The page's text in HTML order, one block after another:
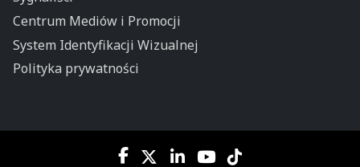
Centrum Mediów i Promocji
System Identyfikacji Wizualnej
Polityka prywatności